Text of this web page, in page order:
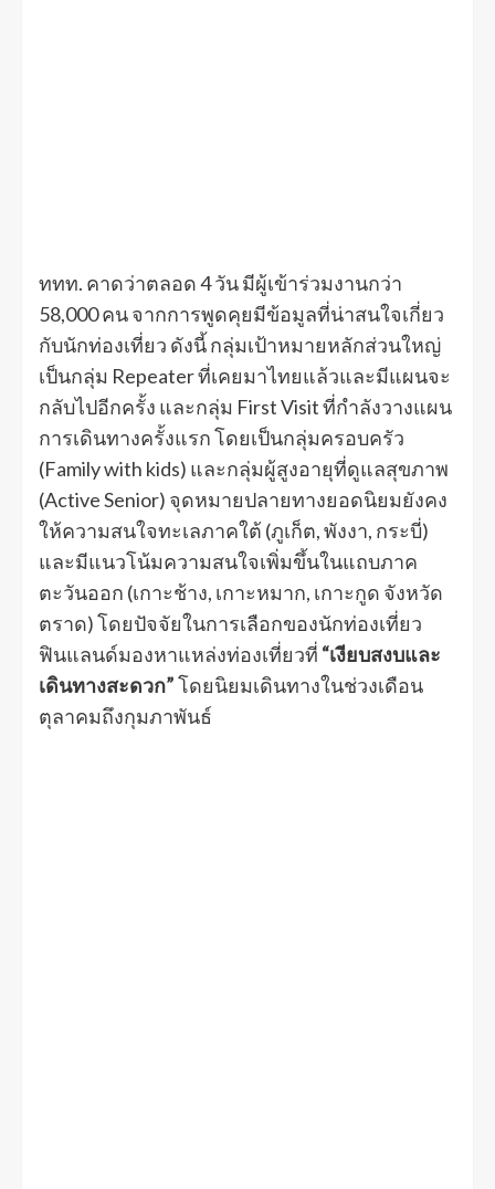
ททท. คาดว่าตลอด 4 วัน มีผู้เข้าร่วมงานกว่า
58,000 คน จากการพูดคุยมีข้อมูลที่น่าสนใจเกี่ยว
กับนักท่องเที่ยว ดังนี้ กลุ่มเป้าหมายหลักส่วนใหญ่
เป็นกลุ่ม Repeater ที่เคยมาไทยแล้วและมีแผนจะ
กลับไปอีกครั้ง และกลุ่ม First Visit ที่กำลังวางแผน
การเดินทางครั้งแรก โดยเป็นกลุ่มครอบครัว
(Family with kids) และกลุ่มผู้สูงอายุที่ดูแลสุขภาพ
(Active Senior) จุดหมายปลายทางยอดนิยมยังคง
ให้ความสนใจทะเลภาคใต้ (ภูเก็ต, พังงา, กระบี่)
และมีแนวโน้มความสนใจเพิ่มขึ้นในแถบภาค
ตะวันออก (เกาะช้าง, เกาะหมาก, เกาะกูด จังหวัด
ตราด) โดยปัจจัยในการเลือกของนักท่องเที่ยว
ฟินแลนด์มองหาแหล่งท่องเที่ยวที่ “เงียบสงบและ
เดินทางสะดวก”โดยนิยมเดินทางในช่วงเดือน
ตุลาคมถึงกุมภาพันธ์